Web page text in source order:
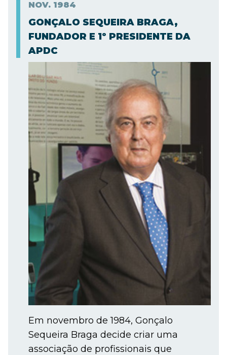
NOV. 1984
GONÇALO SEQUEIRA BRAGA,
FUNDADOR E 1º PRESIDENTE DA
APDC
Em novembro de 1984, Gonçalo
Sequeira Braga decide criar uma
associação de profissionais que